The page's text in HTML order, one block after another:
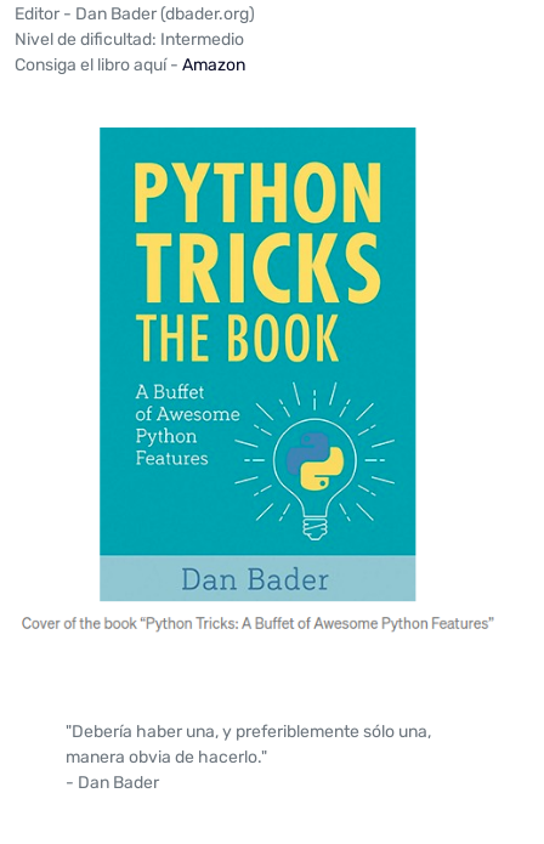
Editor - Dan Bader (dbader.org)
Nivel de dificultad: Intermedio
Consiga el libro aquí - Amazon
"Debería haber una, y preferiblemente sólo una,
manera obvia de hacerlo."
- Dan Bader